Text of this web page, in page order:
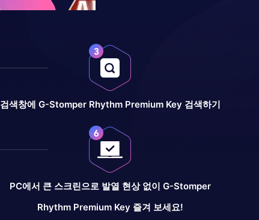
검색창에 G-Stomper Rhythm Premium Key 검색하기
PC에서 큰 스크린으로 발열 현상 없이 G-Stomper
Rhythm Premium Key 즐겨 보세요!